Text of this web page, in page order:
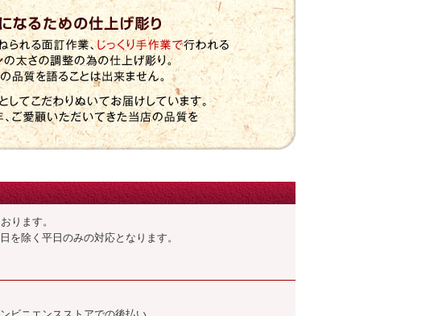
ります。
を除く平日のみの対応となります。